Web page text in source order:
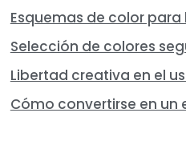
Esquemas de color
Selección de colores
Libertad creativa en el
Cómo convertirse en